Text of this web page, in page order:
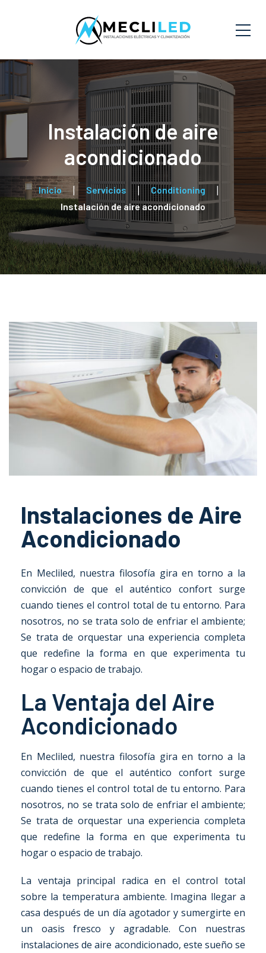
Instalación de aire
acondicionado
Inicio Servicios
Conditioning
Instalación de aire acondicionado
Instalaciones de Aire
Acondicionado
En Mecliled, nuestra filosofía gira en torno a la
convicción de que el auténtico confort surge
cuando tienes el control total de tu entorno. Para
nosotros, no se trata solo de enfriar el ambiente;
Se trata de orquestar una experiencia completa
que redefine la forma en que experimenta tu
hogar o espacio de trabajo.
La Ventaja del Aire
Acondicionado
En Mecliled, nuestra filosofía gira en torno a la
convicción de que el auténtico confort surge
cuando tienes el control total de tu entorno. Para
nosotros, no se trata solo de enfriar el ambiente;
Se trata de orquestar una experiencia completa
que redefine la forma en que experimenta tu
hogar o espacio de trabajo.
La ventaja principal radica en el control total
sobre la temperatura ambiente. Imagina llegar a
casa después de un día agotador y sumergirte en
un oasis fresco y agradable. Con nuestras
instalaciones de aire acondicionado, este sueño se